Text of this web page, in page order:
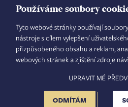
Používáme soubory
Tyto webové stránky používají
nástroje s cílem vylepšení
přizpůsobeného obsahu a reklam,
webových stránek a zjištění zdroje
ODMÍTÁM
UPRAVIT MÉ
Velké náměstí 35/44
500 03 Hradec Králové
tel.: +420 495 063 611
IČO: 00 44 51 34
DIČ: CZ 00 44 51 34
Číslo účtu: 1006010044/5500
FOOTER
TISKOVÝ MLUVČÍ INTRANET MAPA